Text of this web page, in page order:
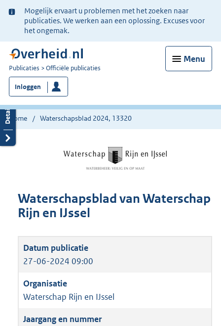
Ter
informatie:
Mogelijk ervaart u problemen met het zoeken naar
publicaties. We werken aan een oplossing. Excuses voor
het ongemak.
Menu
U
bent
nu
hier:
Publicaties Officiële publicaties
Inloggen
Home Waterschapsblad 2024, 13320
Waterschapsblad van Waterschap
Rijn en IJssel
27-06-2024 09:00
Waterschap Rijn en IJssel